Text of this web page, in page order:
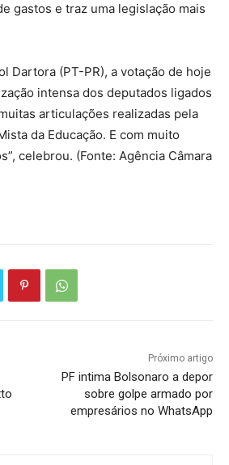
gastos e traz uma legislação mais
Dartora (PT-PR), a votação de hoje
intensa dos deputados ligados
articulações realizadas pela
da Educação. E com muito
celebrou. (Fonte: Agência Câmara
Próximo artigo
PF intima Bolsonaro a depor
sobre golpe armado por
empresários no WhatsApp